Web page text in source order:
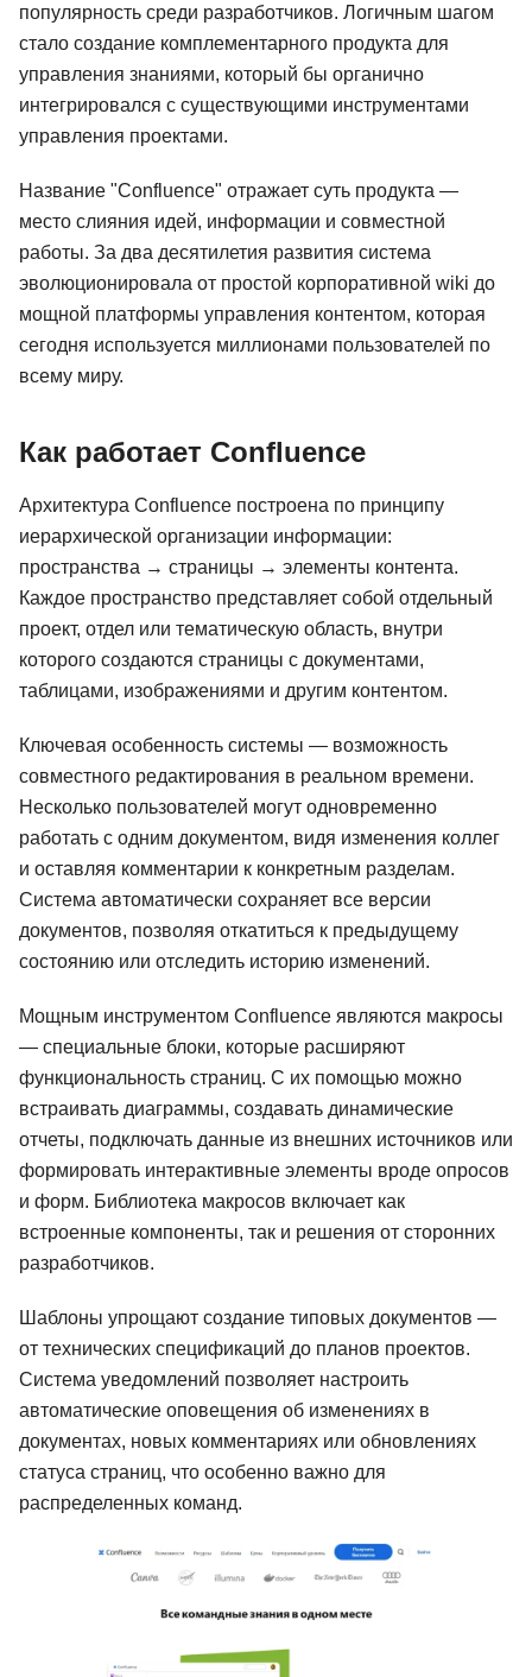
популярность среди разработчиков. Логичным шагом
стало создание комплементарного продукта для
управления знаниями, который бы органично
интегрировался с существующими инструментами
управления проектами.
Название "Confluence" отражает суть продукта —
место слияния идей, информации и совместной
работы. За два десятилетия развития система
эволюционировала от простой корпоративной wiki до
мощной платформы управления контентом, которая
сегодня используется миллионами пользователей по
всему миру.
Как работает Confluence
Архитектура Confluence построена по принципу
иерархической организации информации:
пространства → страницы → элементы контента.
Каждое пространство представляет собой отдельный
проект, отдел или тематическую область, внутри
которого создаются страницы с документами,
таблицами, изображениями и другим контентом.
Ключевая особенность системы — возможность
совместного редактирования в реальном времени.
Несколько пользователей могут одновременно
работать с одним документом, видя изменения коллег
и оставляя комментарии к конкретным разделам.
Система автоматически сохраняет все версии
документов, позволяя откатиться к предыдущему
состоянию или отследить историю изменений.
Мощным инструментом Confluence являются макросы
— специальные блоки, которые расширяют
функциональность страниц. С их помощью можно
встраивать диаграммы, создавать динамические
отчеты, подключать данные из внешних источников или
формировать интерактивные элементы вроде опросов
и форм. Библиотека макросов включает как
встроенные компоненты, так и решения от сторонних
разработчиков.
Шаблоны упрощают создание типовых документов —
от технических спецификаций до планов проектов.
Система уведомлений позволяет настроить
автоматические оповещения об изменениях в
документах, новых комментариях или обновлениях
статуса страниц, что особенно важно для
распределенных команд.